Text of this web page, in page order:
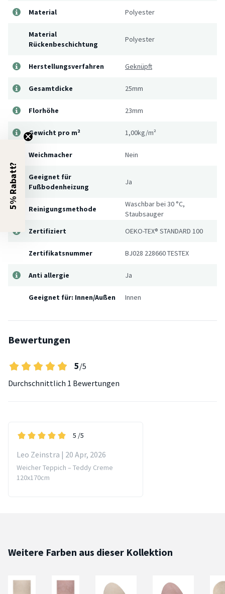
Material Polyester
Material
Rückenbeschichtung
Polyester
Herstellungsverfahren Geknüpft
Gesamtdicke 25mm
Florhöhe 23mm
Gewicht pro m² 1,00kg/m²
Weichmacher Nein
Geeignet für
Fußbodenheizung
Ja
Reinigungsmethode
Waschbar bei 30 °C,
Staubsauger
Zertifiziert
OEKO-TEX® STANDARD 100
Zertifikatsnummer BJ028 228660 TESTEX
Anti allergie Ja
Geeignet für: Innen/Außen Innen
Bewertungen
5/5
Durchschnittlich 1 Bewertungen
5 /5
Leo Zeinstra | 20 Apr, 2026
Weicher Teppich – Teddy Creme
120x170cm
Weitere Farben aus dieser Kollektion
5% Rabatt?